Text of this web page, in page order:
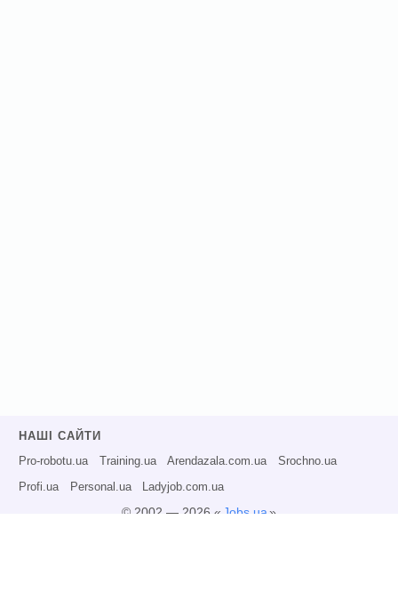
НАШІ САЙТИ
Pro-robotu.ua Training.ua Arendazala.com.ua Srochno.ua
Profi.ua Personal.ua Ladyjob.com.ua
© 2002 — 2026 « Jobs.ua»